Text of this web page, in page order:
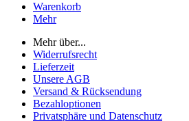
Warenkorb
Mehr
Mehr über...
Widerrufsrecht
Lieferzeit
Unsere AGB
Versand & Rücksendung
Bezahloptionen
Privatsphäre und Datenschutz